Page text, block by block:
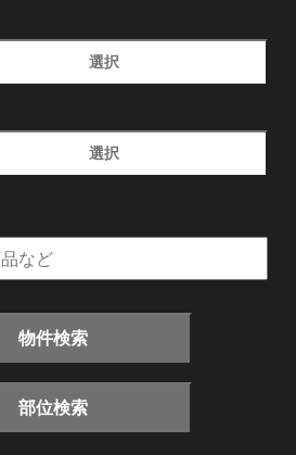
選択
選択
物件検索
部位検索